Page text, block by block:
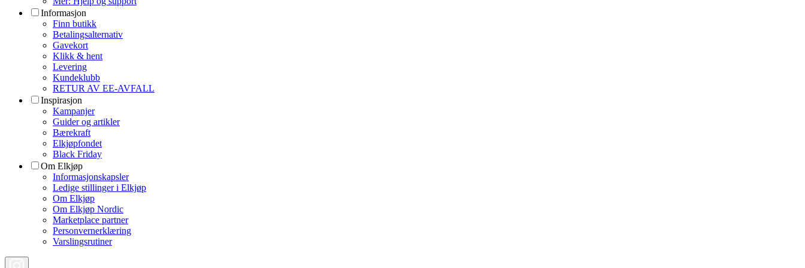
Informasjon
Finn butikk
Betalingsalternativ
Gavekort
Klikk & hent
Levering
Kundeklubb
RETUR AV EE-AVFALL
Inspirasjon
Kampanjer
Guider og artikler
Bærekraft
Elkjøpfondet
Black Friday
Om Elkjøp
Informasjonskapsler
Ledige stillinger i Elkjøp
Om Elkjøp
Om Elkjøp Nordic
Marketplace partner
Personvernerklæring
Varslingsrutiner